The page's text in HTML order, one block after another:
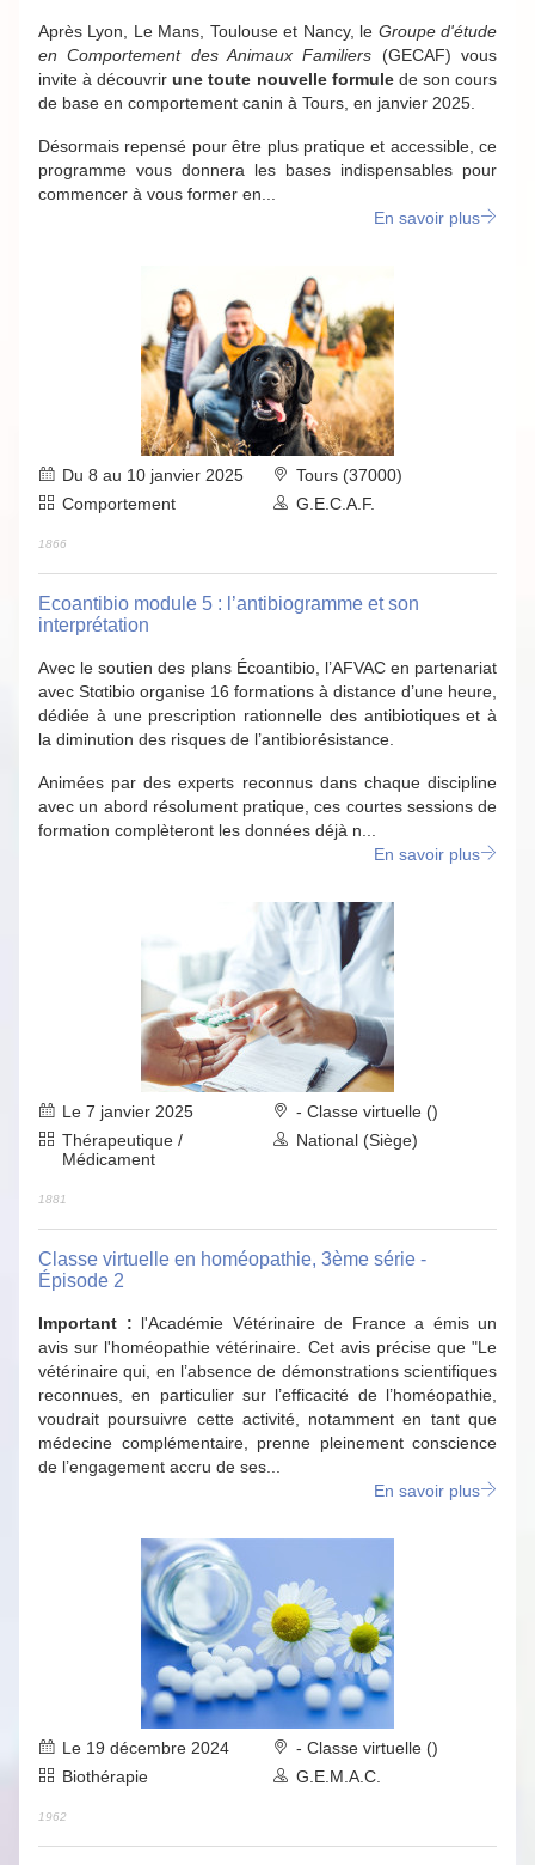
Après Lyon, Le Mans, Toulouse et Nancy, le Groupe d'étude
en Comportement des Animaux Familiers (GECAF) vous
invite à découvrirune toute nouvelle formulede son cours
de base en comportement canin à Tours, en janvier 2025.
Désormais repensé pour être plus pratique et accessible, ce
programme vous donnera les bases indispensables pour
commencer à vous former en...
En savoir plus
Du 8 au 10 janvier 2025
Tours (37000)
Comportement
G.E.C.A.F.
1866
Ecoantibio module 5 : l’antibiogramme et son
interprétation
Avec le soutien des plans Écoantibio, l’AFVAC en partenariat
avec Stαtibio organise 16 formations à distance d’une heure,
dédiée à une prescription rationnelle des antibiotiques et à
la diminution des risques de l’antibiorésistance.
Animées par des experts reconnus dans chaque discipline
avec un abord résolument pratique, ces courtes sessions de
formation complèteront les données déjà n...
En savoir plus
Le 7 janvier 2025
- Classe virtuelle ()
Thérapeutique /
Médicament
National (Siège)
1881
Classe virtuelle en homéopathie, 3ème série -
Épisode 2
Important : l'Académie Vétérinaire de France a émis un
avis sur l'homéopathie vétérinaire. Cet avis précise que "Le
vétérinaire qui, en l’absence de démonstrations scientifiques
reconnues, en particulier sur l’efficacité de l’homéopathie,
voudrait poursuivre cette activité, notamment en tant que
médecine complémentaire, prenne pleinement conscience
de l’engagement accru de ses...
En savoir plus
Le 19 décembre 2024
- Classe virtuelle ()
Biothérapie
G.E.M.A.C.
1962